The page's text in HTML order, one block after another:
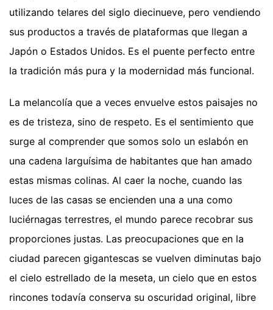
utilizando telares del siglo diecinueve, pero vendiendo
sus productos a través de plataformas que llegan a
Japón o Estados Unidos. Es el puente perfecto entre
la tradición más pura y la modernidad más funcional.
La melancolía que a veces envuelve estos paisajes no
es de tristeza, sino de respeto. Es el sentimiento que
surge al comprender que somos solo un eslabón en
una cadena larguísima de habitantes que han amado
estas mismas colinas. Al caer la noche, cuando las
luces de las casas se encienden una a una como
luciérnagas terrestres, el mundo parece recobrar sus
proporciones justas. Las preocupaciones que en la
ciudad parecen gigantescas se vuelven diminutas bajo
el cielo estrellado de la meseta, un cielo que en estos
rincones todavía conserva su oscuridad original, libre